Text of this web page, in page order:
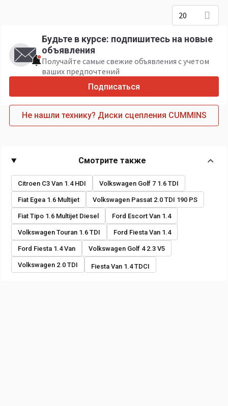
20
Будьте в курсе: подпишитесь на новые
объявления
Получайте самые свежие объявления с учетом
ваших предпочтений
Подписаться
Не нашли технику? Диски сцепления CUMMINS
Смотрите также
Citroen C3 Van 1.4 HDI Volkswagen Golf 7 1.6 TDI
Fiat Egea 1.6 Multijet Volkswagen Passat 2.0 TDI 190 PS
Fiat Tipo 1.6 Multijet Diesel Ford Escort Van 1.4
Volkswagen Touran 1.6 TDI Ford Fiesta Van 1.4
Ford Fiesta 1.4 Van Volkswagen Golf 4 2.3 V5
Volkswagen 2.0 TDI Fiesta Van 1.4 TDCI